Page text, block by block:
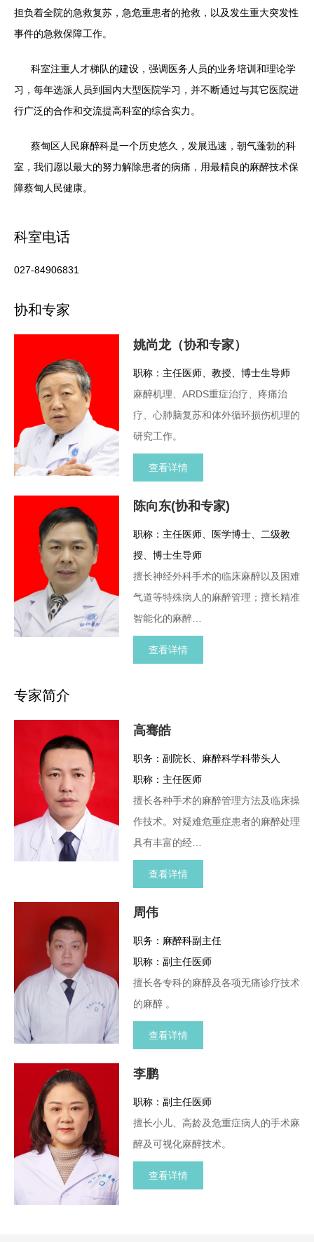
担负着全院的急救复苏，急危重患者的抢救，以及发生重大突发性
事件的急救保障工作。
科室注重人才梯队的建设，强调医务人员的业务培训和理论学
习，每年选派人员到国内大型医院学习，并不断通过与其它医院进
行广泛的合作和交流提高科室的综合实力。
蔡甸区人民麻醉科是一个历史悠久，发展迅速，朝气蓬勃的科
室，我们愿以最大的努力解除患者的病痛，用最精良的麻醉技术保
障蔡甸人民健康。
科室电话
027-84906831
协和专家
姚尚龙（协和专家）
职称：主任医师、教授、博士生导师
麻醉机理、ARDS重症治疗、疼痛治
疗、心肺脑复苏和体外循环损伤机理的
研究工作。
查看详情
陈向东(协和专家)
职称：主任医师、医学博士、二级教
授、博士生导师
擅长神经外科手术的临床麻醉以及困难
气道等特殊病人的麻醉管理；擅长精准
智能化的麻醉…
查看详情
专家简介
高骞皓
职务：副院长、麻醉科学科带头人
职称：主任医师
擅长各种手术的麻醉管理方法及临床操
作技术。对疑难危重症患者的麻醉处理
具有丰富的经…
查看详情
周伟
职务：麻醉科副主任
职称：副主任医师
擅长各专科的麻醉及各项无痛诊疗技术
的麻醉 。
查看详情
李鹏
职称：副主任医师
擅长小儿、高龄及危重症病人的手术麻
醉及可视化麻醉技术。
查看详情